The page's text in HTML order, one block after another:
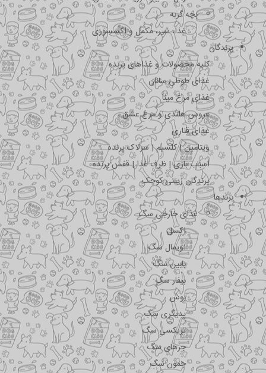
بچه گربه
غذا، شیر، مکمل و اکسسوری
پرندگان
کلیه محصولات و غذاهای پرنده
غذای طوطی سانان
غذای مرغ مینا
عروس هلندی و مرغ عشق
غذای قناری
ویتامین | کلسیم | سرلاک پرنده
اسباب بازی | ظرف غذا | قفس پرنده
پرندگان زینتی کوچک
برندها
غذای خارجی سگ
اکسل
اویمال سگ
بابین سگ
بیفار سگ
بوش
پدیگری سگ
تریکسی سگ
جرهای سگ
جمون سگ